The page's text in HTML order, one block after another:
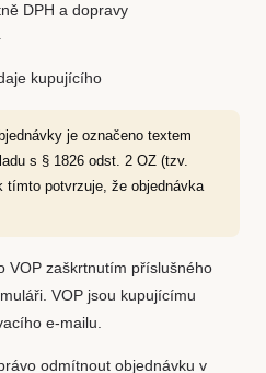
DPH a dopravy
kupujícího
je označeno textem
s § 1826 odst. 2 OZ (tzv.
potvrzuje, že objednávka
VOP zaškrtnutím příslušného
VOP jsou kupujícímu
e-mailu.
odmítnout objednávku v